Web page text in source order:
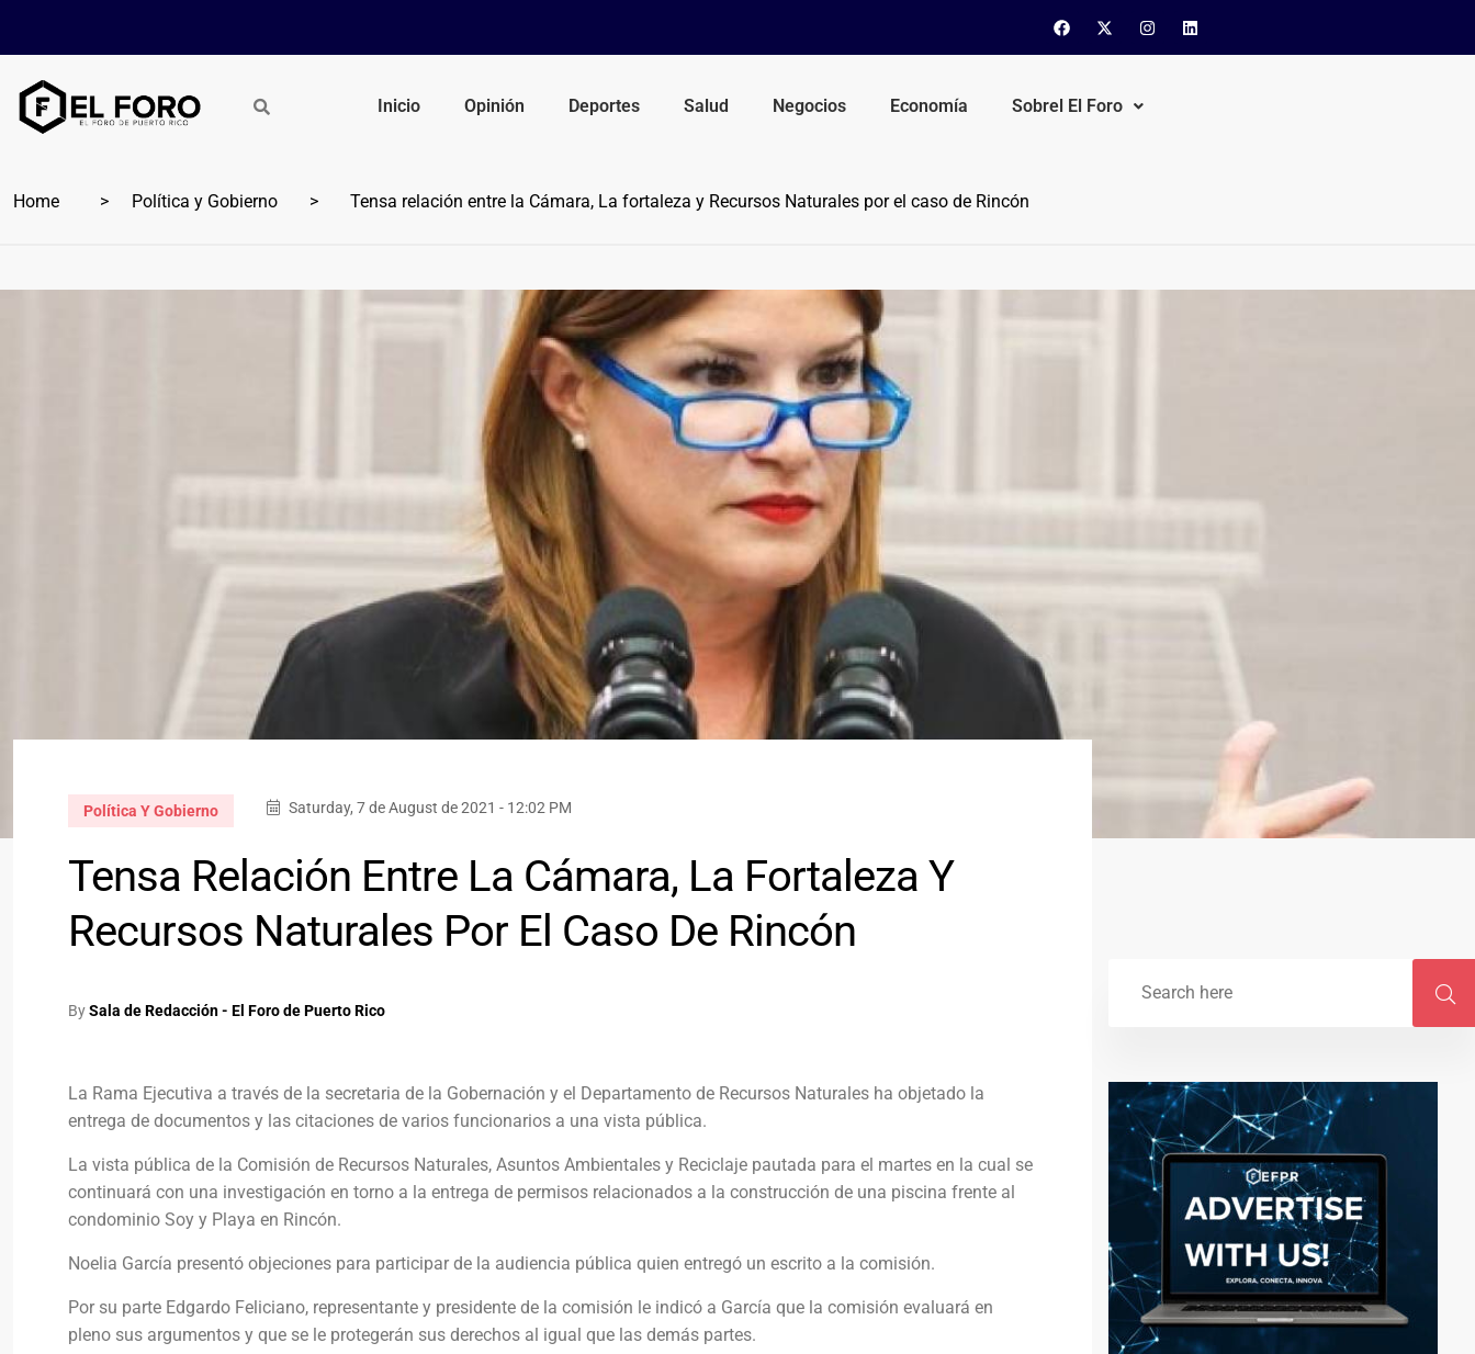
Inicio Opinión Deportes Salud Negocios Economía Sobrel El Foro
Home Política y Gobierno Tensa relación entre la Cámara, La fortaleza y Recursos Naturales por el caso de Rincón
Política Y Gobierno Saturday, 7 de August de 2021 - 12:02 PM
Tensa Relación Entre La Cámara, La Fortaleza Y
Recursos Naturales Por El Caso De Rincón
BySala de Redacción - El Foro de Puerto Rico
La Rama Ejecutiva a través de la secretaria de la Gobernación y el Departamento de Recursos Naturales ha objetado la
entrega de documentos y las citaciones de varios funcionarios a una vista pública.
La vista pública de la Comisión de Recursos Naturales, Asuntos Ambientales y Reciclaje pautada para el martes en la cual se
continuará con una investigación en torno a la entrega de permisos relacionados a la construcción de una piscina frente al
condominio Soy y Playa en Rincón.
Noelia García presentó objeciones para participar de la audiencia pública quien entregó un escrito a la comisión.
Por su parte Edgardo Feliciano, representante y presidente de la comisión le indicó a García que la comisión evaluará en
pleno sus argumentos y que se le protegerán sus derechos al igual que las demás partes.